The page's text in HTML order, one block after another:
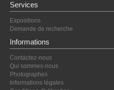
Services
Expositions
Demande de recherche
Informations
Contactez-nous
Qui sommes-nous
Photographes
Informations légales